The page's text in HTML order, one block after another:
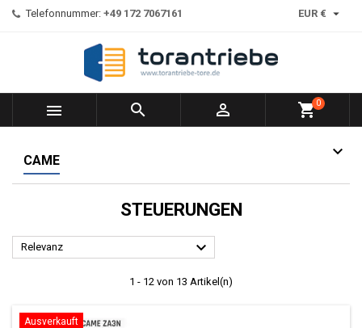
Telefonnummer: +49 172 7067161 EUR € 
   shopping_cart0
CAME
STEUERUNGEN
Relevanz 
1 - 12 von 13 Artikel(n)
Ausverkauft